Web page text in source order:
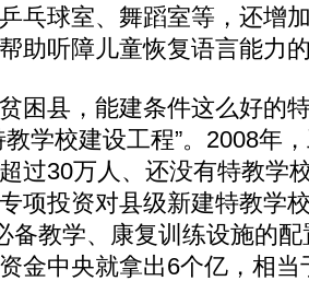
乓球室、舞蹈室等，还增
助听障儿童恢复语言能力
县，能建条件这么好的
教学校建设工程”。2008年
过30万人、还没有特教学
项投资对县级新建特教学
备教学、康复训练设施的
金中央就拿出6个亿，相当